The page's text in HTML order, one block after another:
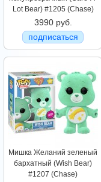
Lot Bear) #1205 (Chase)
3990 руб.
подписаться
Мишка Желаний зеленый
бархатный (Wish Bear)
#1207 (Chase)